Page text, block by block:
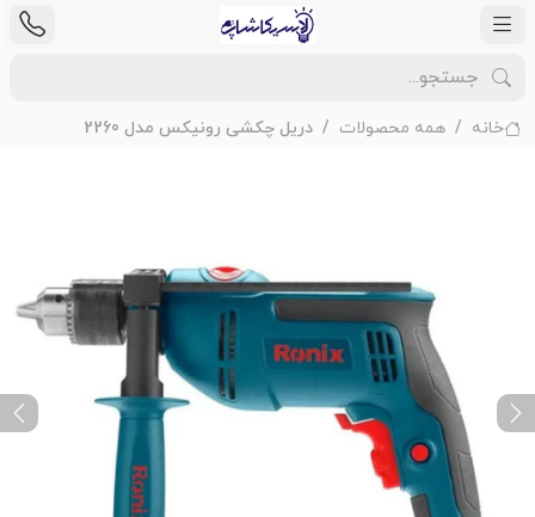
خانه همه محصولات دریل چکشی رونیکس مدل 2260
Previous